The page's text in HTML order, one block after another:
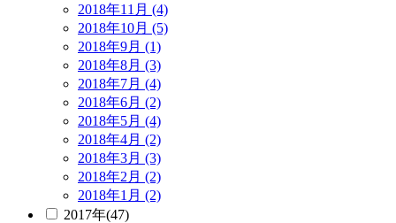
2018年11月 (4)
2018年10月 (5)
2018年9月 (1)
2018年8月 (3)
2018年7月 (4)
2018年6月 (2)
2018年5月 (4)
2018年4月 (2)
2018年3月 (3)
2018年2月 (2)
2018年1月 (2)
2017年(47)